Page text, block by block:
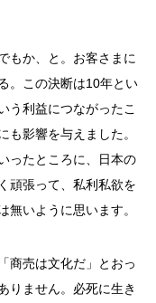
もか、と。お客さまに
。この決断は10年とい
う利益につながったこ
も影響を与えました。
ったところに、日本の
頑張って、私利私欲を
無いように思います。
商売は文化だ」とおっ
りません。必死に生き